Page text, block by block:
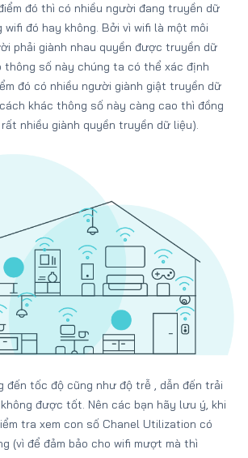
đó thì có nhiều người đang truyền dữ
đó hay không. Bởi vì wifi là một môi
phải giành nhau quyền được truyền dữ
thông số này chúng ta có thể xác định
đó có nhiều người giành giật truyền dữ
khác thông số này càng cao thì đồng
nhiều giành quyền truyền dữ liệu).
đến tốc độ cũng như độ trễ , dẫn đến trải
được tốt. Nên các bạn hãy lưu ý, khi
tra xem con số Chanel Utilization có
(vì để đảm bảo cho wifi mượt mà thì